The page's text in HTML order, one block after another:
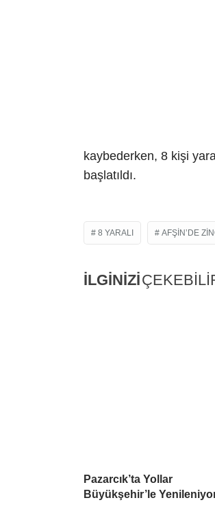
kaybederken, 8 kişi
başlatıldı.
8 YARALI AFŞIN’DE
İLGİNİZİ
Pazarcık’ta Yollar
Büyükşehir’le